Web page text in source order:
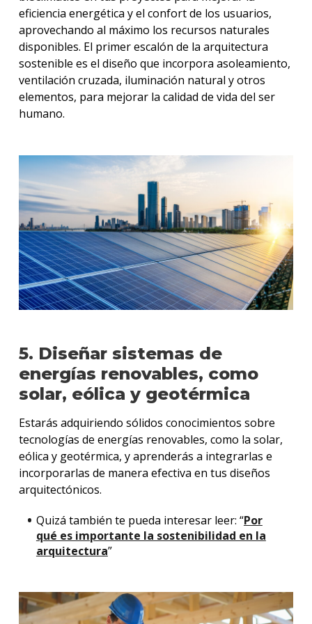
eficiencia energética y el confort de los usuarios,
aprovechando al máximo los recursos naturales
disponibles. El primer escalón de la arquitectura
sostenible es el diseño que incorpora asoleamiento,
ventilación cruzada, iluminación natural y otros
elementos, para mejorar la calidad de vida del ser
humano.
5. Diseñar sistemas de
energías renovables, como
solar, eólica y geotérmica
Estarás adquiriendo sólidos conocimientos sobre
tecnologías de energías renovables, como la solar,
eólica y geotérmica, y aprenderás a integrarlas e
incorporarlas de manera efectiva en tus diseños
arquitectónicos.
Quizá también te pueda interesar leer: “Por
qué es importante la sostenibilidad en la
arquitectura”